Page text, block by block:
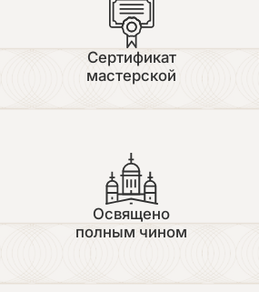
Сертификат
мастерской
Освящено
полным чином